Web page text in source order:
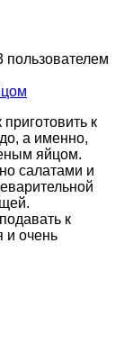
пользователем
к
а именно,
яйцом.
салатами и
к
и очень